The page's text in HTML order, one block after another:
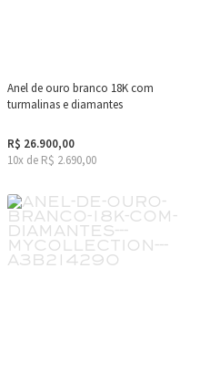
Anel de ouro branco 18K com
turmalinas e diamantes
R$ 26.900,00
10x de R$ 2.690,00